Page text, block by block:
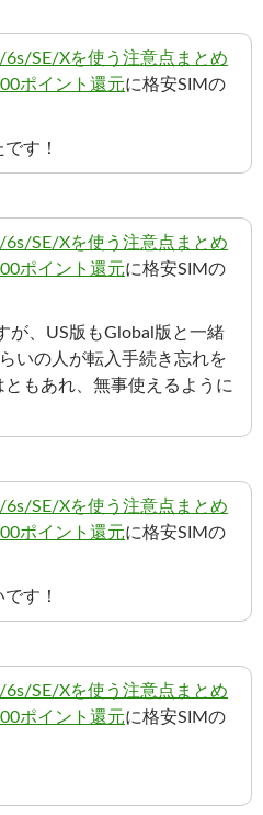
SE/Xを使う注意点まとめ
ポイント還元に格安SIMの
す！
SE/Xを使う注意点まとめ
ポイント還元に格安SIMの
が、US版もGlobal版と一緒
いの人が転入手続き忘れを
もあれ、無事使えるように
SE/Xを使う注意点まとめ
ポイント還元に格安SIMの
す！
SE/Xを使う注意点まとめ
ポイント還元に格安SIMの